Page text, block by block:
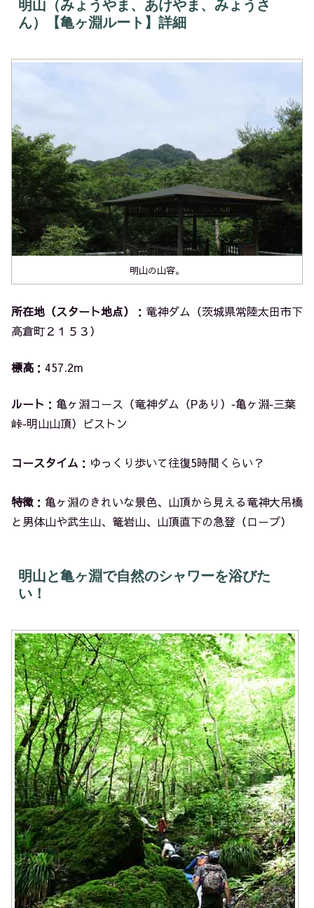
明山（みょうやま、あけやま、みょうさ
ん）【亀ヶ淵ルート】詳細
明山の山容。
所在地（スタート地点）
：竜神ダム（茨城県常陸太田市下
高倉町２１５３）
標高 ：457.2m
ルート ：亀ヶ淵コース（竜神ダム（Pあり）‐亀ヶ淵‐三葉
峠‐明山山頂）ピストン
コースタイム ：ゆっくり歩いて往復5時間くらい？
特徴 ：亀ヶ淵のきれいな景色、山頂から見える竜神大吊橋
と男体山や武生山、篭岩山、山頂直下の急登（ロープ）
明山と亀ヶ淵で自然のシャワーを浴びた
い！